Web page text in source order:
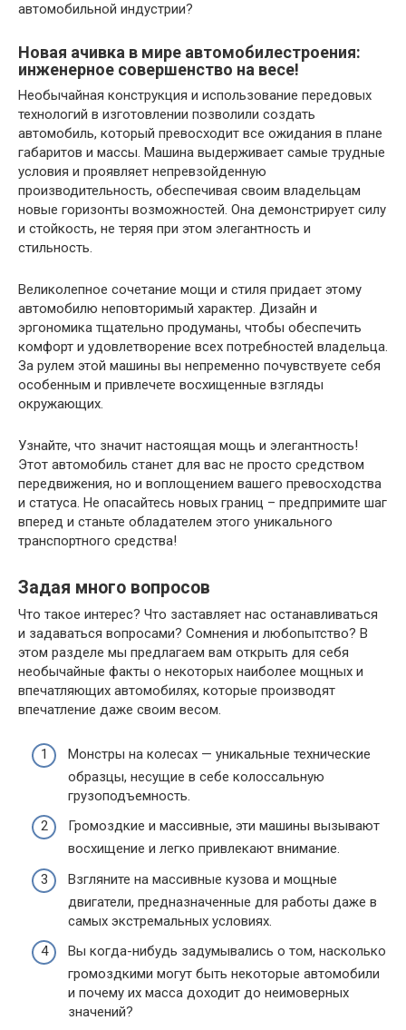
автомобильной индустрии?
Новая ачивка в мире автомобилестроения:
инженерное совершенство на весе!
Необычайная конструкция и использование передовых
технологий в изготовлении позволили создать
автомобиль, который превосходит все ожидания в плане
габаритов и массы. Машина выдерживает самые трудные
условия и проявляет непревзойденную
производительность, обеспечивая своим владельцам
новые горизонты возможностей. Она демонстрирует силу
и стойкость, не теряя при этом элегантность и
стильность.
Великолепное сочетание мощи и стиля придает этому
автомобилю неповторимый характер. Дизайн и
эргономика тщательно продуманы, чтобы обеспечить
комфорт и удовлетворение всех потребностей владельца.
За рулем этой машины вы непременно почувствуете себя
особенным и привлечете восхищенные взгляды
окружающих.
Узнайте, что значит настоящая мощь и элегантность!
Этот автомобиль станет для вас не просто средством
передвижения, но и воплощением вашего превосходства
и статуса. Не опасайтесь новых границ – предпримите шаг
вперед и станьте обладателем этого уникального
транспортного средства!
Задая много вопросов
Что такое интерес? Что заставляет нас останавливаться
и задаваться вопросами? Сомнения и любопытство? В
этом разделе мы предлагаем вам открыть для себя
необычайные факты о некоторых наиболее мощных и
впечатляющих автомобилях, которые производят
впечатление даже своим весом.
Монстры на колесах — уникальные технические
образцы, несущие в себе колоссальную
грузоподъемность.
Громоздкие и массивные, эти машины вызывают
восхищение и легко привлекают внимание.
Взгляните на массивные кузова и мощные
двигатели, предназначенные для работы даже в
самых экстремальных условиях.
Вы когда-нибудь задумывались о том, насколько
громоздкими могут быть некоторые автомобили
и почему их масса доходит до неимоверных
значений?